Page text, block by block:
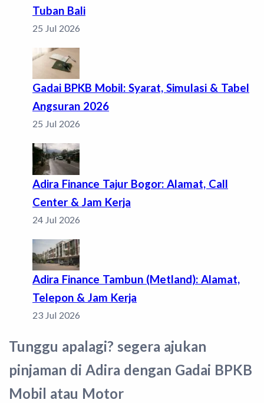
Tuban Bali
25 Jul 2026
Gadai BPKB Mobil: Syarat, Simulasi & Tabel
Angsuran 2026
25 Jul 2026
Adira Finance Tajur Bogor: Alamat, Call
Center & Jam Kerja
24 Jul 2026
Adira Finance Tambun (Metland): Alamat,
Telepon & Jam Kerja
23 Jul 2026
Tunggu apalagi? segera ajukan
pinjaman di Adira dengan Gadai BPKB
Mobil atau Motor